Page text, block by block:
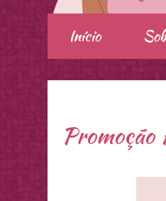
Início
Promoção